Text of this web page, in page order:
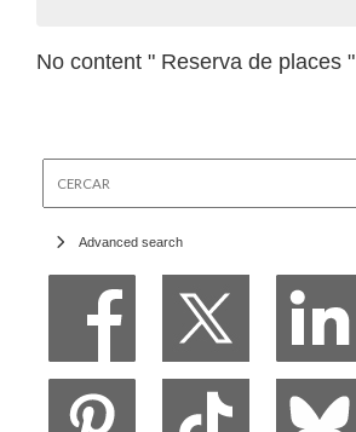
No content " Reserva de places "
Advanced search